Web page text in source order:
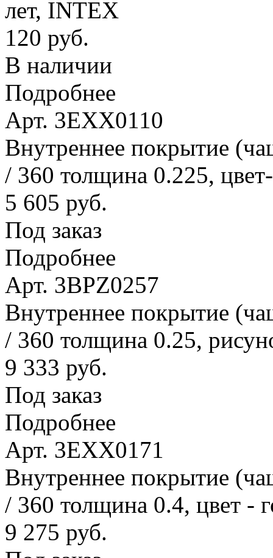
лет, INTEX
120 руб.
В наличии
Подробнее
Арт. 3EXX0110
Внутреннее покрытие
/ 360 толщина 0.225,
5 605 руб.
Под заказ
Подробнее
Арт. 3BPZ0257
Внутреннее покрытие
/ 360 толщина 0.25,
9 333 руб.
Под заказ
Подробнее
Арт. 3EXX0171
Внутреннее покрытие
/ 360 толщина 0.4, цвет -
9 275 руб.